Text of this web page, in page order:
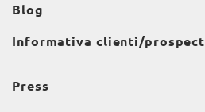
Blog
Informativa clienti/prospect
Press